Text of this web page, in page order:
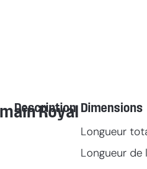
Royal
Description Dimensions
Longueur
Longueur de